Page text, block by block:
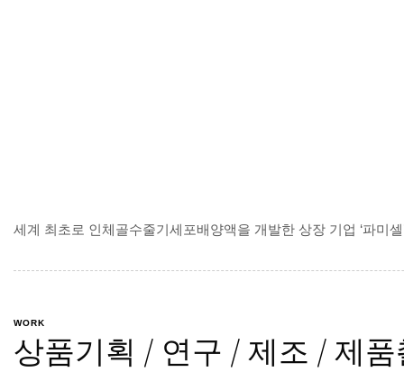
세계 최초로 인체골수줄기세포배양액을 개발한 상장 기업 ‘파미
WORK
상품기획 / 연구 / 제조 / 제